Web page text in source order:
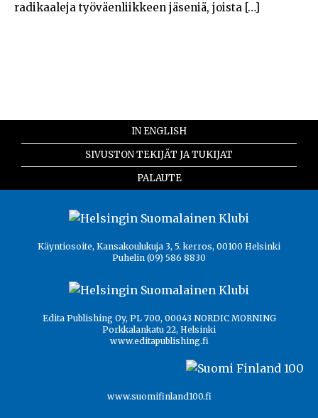
radikaaleja työväenliikkeen jäseniä, joista […]
IN ENGLISH
SIVUSTON TEKIJÄT JA TUKIJAT
PALAUTE
Käyntiosoite, Kansakoulukuja 3, 5. kerros, 00100 Helsinki
Puhelin (09) 586 8830
Edita Publishing Oy, PL 700, 00043 NORDIC MORNING
Porkkalankatu 22, Helsinki
www.editapublishing.fi
www.suomifinland100.fi